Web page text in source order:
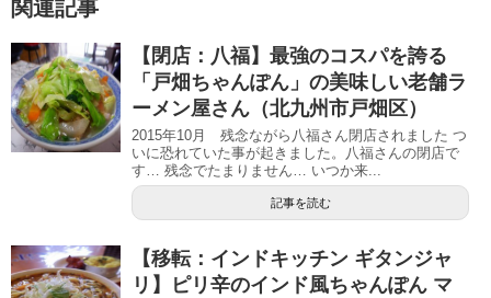
関連記事
【閉店：八福】最強のコスパを誇る
「戸畑ちゃんぽん」の美味しい老舗ラ
ーメン屋さん（北九州市戸畑区）
2015年10月 残念ながら八福さん閉店されました つ
いに恐れていた事が起きました。八福さんの閉店で
す… 残念でたまりません… いつか来...
記事を読む
【移転：インドキッチン ギタンジャ
リ】ピリ辛のインド風ちゃんぽん マ